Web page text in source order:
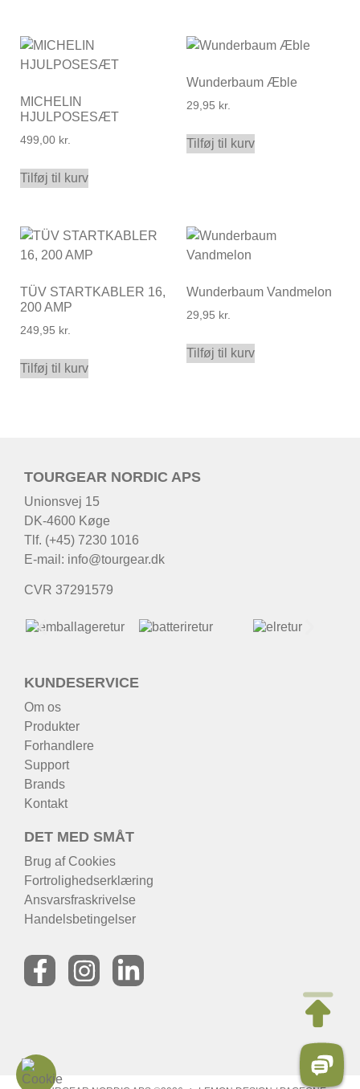
MICHELIN
HJULPOSESÆT
499,00 kr.
Tilføj til kurv
Wunderbaum Æble
29,95 kr.
Tilføj til kurv
TÜV STARTKABLER 16,
200 AMP
249,95 kr.
Tilføj til kurv
Wunderbaum Vandmelon
29,95 kr.
Tilføj til kurv
TOURGEAR NORDIC APS
Unionsvej 15
DK-4600 Køge
Tlf. (+45) 7230 1016
E-mail: info@tourgear.dk
CVR 37291579
KUNDESERVICE
Om os
Produkter
Forhandlere
Support
Brands
Kontakt
DET MED SMÅT
Brug af Cookies
Fortrolighedserklæring
Ansvarsfraskrivelse
Handelsbetingelser